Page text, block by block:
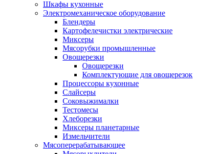
Шкафы кухонные
Электромеханическое оборудование
Блендеры
Картофелечистки электрические
Миксеры
Мясорубки промышленные
Овощерезки
Овощерезки
Комплектующие для овощерезок
Процессоры кухонные
Слайсеры
Соковыжималки
Тестомесы
Хлеборезки
Миксеры планетарные
Измельчители
Мясоперерабатывающее